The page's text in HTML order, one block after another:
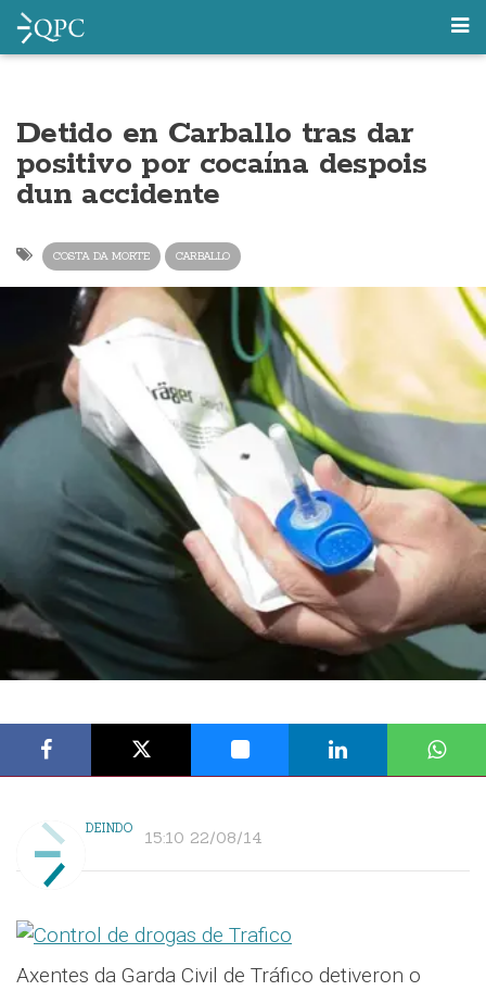
Detido en Carballo tras dar
positivo por cocaína despois
dun accidente
COSTA DA MORTE CARBALLO
DEINDO 15:10 22/08/14
Axentes da Garda Civil de Tráfico detiveron o